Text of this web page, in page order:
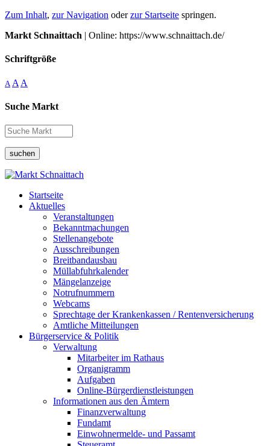
Zum Inhalt, zur Navigation oderzur Startseite springen.
Markt Schnaittach | Online: https://www.schnaittach.de/
Schriftgröße
A A A
Suche Markt
suchen
Startseite
Aktuelles
Veranstaltungen
Bekanntmachungen
Stellenangebote
Ausschreibungen
Breitbandausbau
Müllabfuhrkalender
Mängelanzeige
Notrufnummern
Webcams
Sprechtage der Krankenkassen / Rentenversicherung
Amtliche Mitteilungen
Bürgerservice & Politik
Verwaltung
Mitarbeiter im Rathaus
Organigramm
Aufgaben
Online-Bürgerdienstleistungen
Informationen aus den Ämtern
Finanzverwaltung
Fundamt
Einwohnermelde- und Passamt